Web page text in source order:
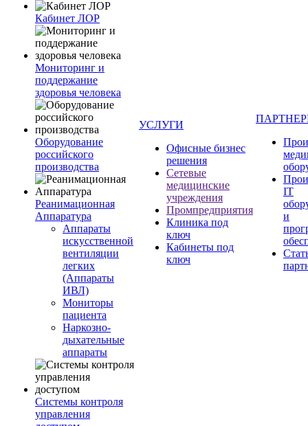
Кабинет ЛОР
Мониторинг и
поддержание
здоровья человека
Оборудование
российского
производства
Реанимационная
Аппаратура
Аппараты
искусственной
вентиляции
легких
(Аппараты
ИВЛ)
Мониторы
пациента
Наркозно-
дыхательные
аппараты
Системы контроля
управления
УСЛУГИ
Офисные бизнес
решения
Сетевые
медицинские
учреждения
Промпредприятия
Клиника под
ключ
Кабинеты под
ключ
IT
и